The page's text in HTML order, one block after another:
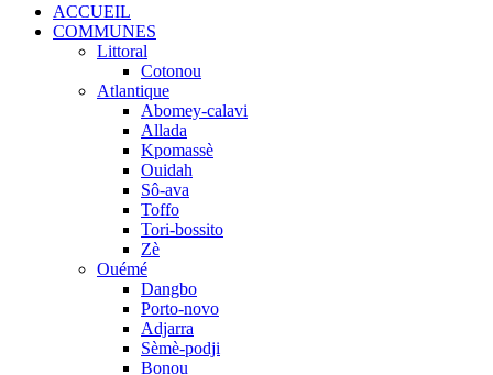
ACCUEIL
COMMUNES
Littoral
Cotonou
Atlantique
Abomey-calavi
Allada
Kpomassè
Ouidah
Sô-ava
Toffo
Tori-bossito
Zè
Ouémé
Dangbo
Porto-novo
Adjarra
Sèmè-podji
Bonou